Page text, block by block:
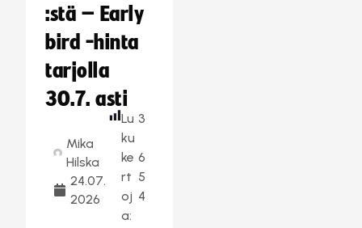
:stä – Early
bird -hinta
tarjolla
30.7. asti
Mika
Hilska
24.07.
2026
Lu
ku
ke
rt
oj
a:
3
6
5
4